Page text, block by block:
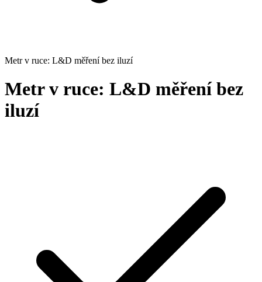
Metr v ruce: L&D měření bez iluzí
Metr v ruce: L&D měření bez
iluzí